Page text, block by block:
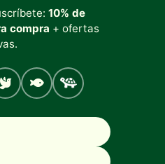
10% de
compra + ofertas
Aves PecesTortugas